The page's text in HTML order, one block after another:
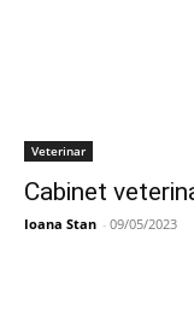
Veterinar
Cabinet
Ioana Stan - 09/05/2023